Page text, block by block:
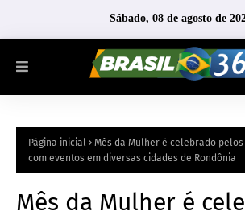
Sábado, 08 de agosto de
Página inicial
Mês da Mulher é celebrado pelos
com eventos em diversas cidades de Rondônia
Mês da Mulher é